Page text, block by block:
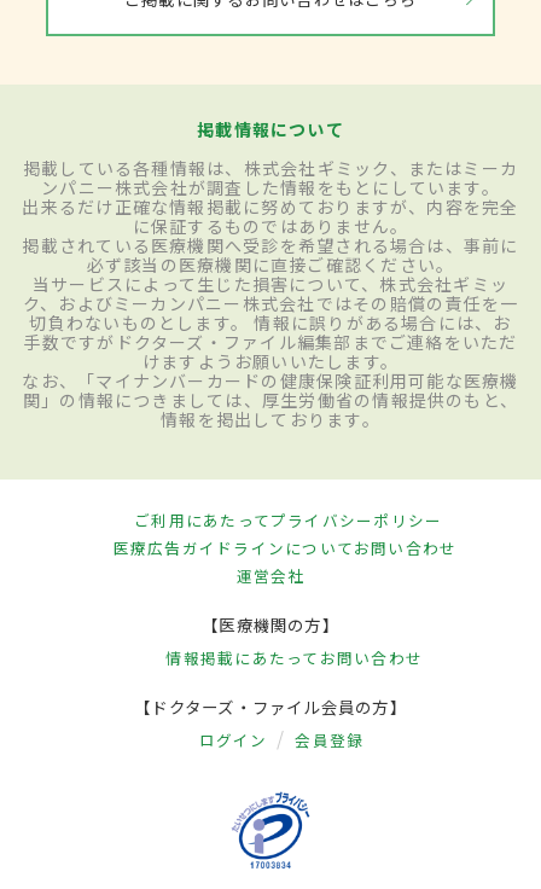
掲載情報について
掲載している各種情報は、株式会社ギミック、またはミーカ
ンパニー株式会社が調査した情報をもとにしています。
出来るだけ正確な情報掲載に努めておりますが、内容を完全
に保証するものではありません。
掲載されている医療機関へ受診を希望される場合は、事前に
必ず該当の医療機関に直接ご確認ください。
当サービスによって生じた損害について、株式会社ギミッ
ク、およびミーカンパニー株式会社ではその賠償の責任を一
切負わないものとします。 情報に誤りがある場合には、お
手数ですがドクターズ・ファイル編集部までご連絡をいただ
けますようお願いいたします。
なお、「マイナンバーカードの健康保険証利用可能な医療機
関」の情報につきましては、厚生労働省の情報提供のもと、
情報を掲出しております。
ご利用にあたってプライバシーポリシー
医療広告ガイドラインについてお問い合わせ
運営会社
【医療機関の方】
情報掲載にあたって お問い合わせ
【ドクターズ・ファイル会員の方】
ログイン 会員登録